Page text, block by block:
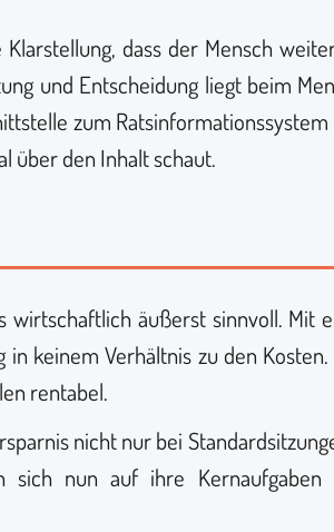
dass der Mensch
und Entscheidung liegt beim
zum
über den Inhalt schaut.
wirtschaftlich äußerst sinnvoll.
keinem Verhältnis zu den
rentabel.
nicht nur bei
sich nun auf ihre